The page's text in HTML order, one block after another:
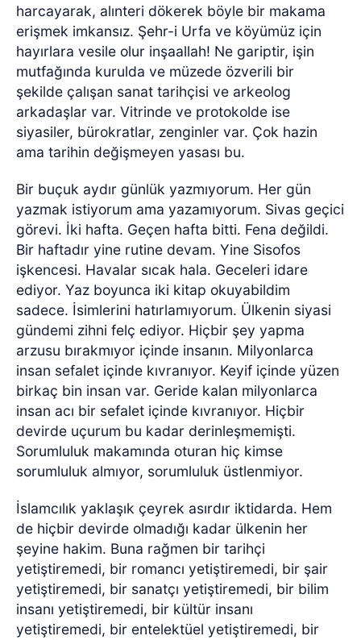
harcayarak, alınteri dökerek böyle bir makama
erişmek imkansız. Şehr-i Urfa ve köyümüz için
hayırlara vesile olur inşaallah! Ne gariptir, işin
mutfağında kurulda ve müzede özverili bir
şekilde çalışan sanat tarihçisi ve arkeolog
arkadaşlar var. Vitrinde ve protokolde ise
siyasiler, bürokratlar, zenginler var. Çok hazin
ama tarihin değişmeyen yasası bu.
Bir buçuk aydır günlük yazmıyorum. Her gün
yazmak istiyorum ama yazamıyorum. Sivas geçici
görevi. İki hafta. Geçen hafta bitti. Fena değildi.
Bir haftadır yine rutine devam. Yine Sisofos
işkencesi. Havalar sıcak hala. Geceleri idare
ediyor. Yaz boyunca iki kitap okuyabildim
sadece. İsimlerini hatırlamıyorum. Ülkenin siyasi
gündemi zihni felç ediyor. Hiçbir şey yapma
arzusu bırakmıyor içinde insanın. Milyonlarca
insan sefalet içinde kıvranıyor. Keyif içinde yüzen
birkaç bin insan var. Geride kalan milyonlarca
insan acı bir sefalet içinde kıvranıyor. Hiçbir
devirde uçurum bu kadar derinleşmemişti.
Sorumluluk makamında oturan hiç kimse
sorumluluk almıyor, sorumluluk üstlenmiyor.
İslamcılık yaklaşık çeyrek asırdır iktidarda. Hem
de hiçbir devirde olmadığı kadar ülkenin her
şeyine hakim. Buna rağmen bir tarihçi
yetiştiremedi, bir romancı yetiştiremedi, bir şair
yetiştiremedi, bir sanatçı yetiştiremedi, bir bilim
insanı yetiştiremedi, bir kültür insanı
yetiştiremedi, bir entelektüel yetiştiremedi, bir